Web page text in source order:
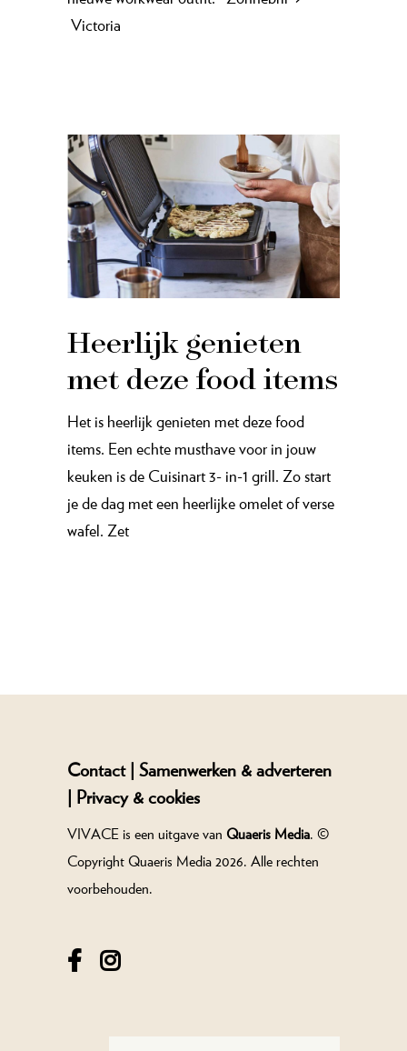
Victoria
Heerlijk genieten
met deze food items
Het is heerlijk genieten met deze food
items. Een echte musthave voor in jouw
keuken is de Cuisinart 3- in-1 grill. Zo start
je de dag met een heerlijke omelet of verse
wafel. Zet
Contact | Samenwerken & adverteren
| Privacy & cookies
VIVACE is een uitgave van Quaeris Media. ©
Copyright Quaeris Media 2026. Alle rechten
voorbehouden.